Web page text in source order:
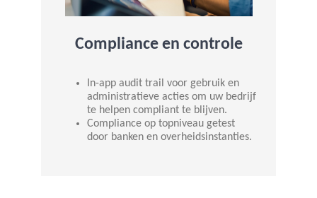
Compliance en controle
In-app audit trail voor gebruik en
administratieve acties om uw bedrijf
te helpen compliant te blijven.
Compliance op topniveau getest
door banken en overheidsinstanties.